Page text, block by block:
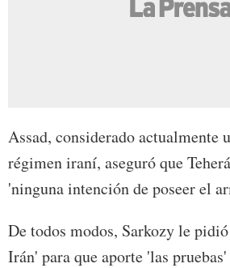
Assad, considerado actualmente
régimen iraní, aseguró que
'ninguna intención de poseer el
De todos modos, Sarkozy le
Irán' para que aporte 'las